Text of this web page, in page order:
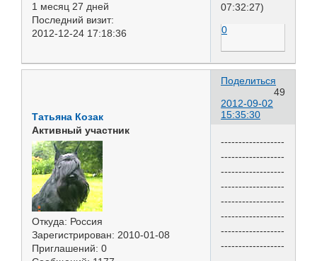
1 месяц 27 дней
Последний визит:
2012-12-24 17:18:36
07:32:27)
0
Поделиться
49
2012-09-02
15:35:30
Татьяна Козак
Активный участник
Откуда: Россия
Зарегистрирован: 2010-01-08
Приглашений: 0
------------------
------------------
------------------
------------------
------------------
------------------
------------------
------------------